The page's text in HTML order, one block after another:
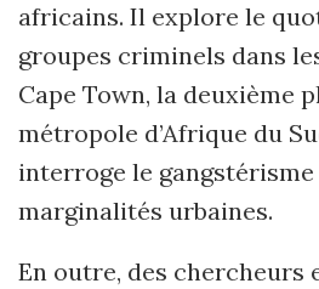
africains. Il explore le
groupes criminels dans
Cape Town, la deuxième
métropole d’Afrique du
interroge le gangstérisme
marginalités urbaines.
En outre, des chercheurs